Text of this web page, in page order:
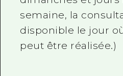
semaine, la
disponible le jour
peut être réalisée.)